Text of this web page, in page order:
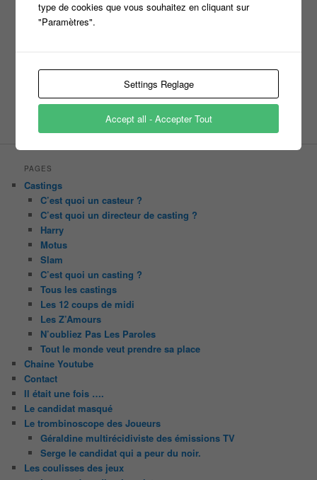
Maestro Masters money drop
n'oubliez pas les paroles
nagui
Olivier Minne pékin express révélation tf1 TLMVPSP
PAGES
Castings
C’est quoi un casteur ?
C’est quoi un directeur de casting ?
Harry
Motus
Slam
C’est quoi un casting ?
Tous les castings
Les 12 coups de midi
Les Z’Amours
N’oubliez Pas Les Paroles
Tout le monde veut prendre sa place
Chaine Youtube
Contact
Il était une fois ….
Le candidat masqué
Le trombinoscope des Joueurs
Géraldine multirécidiviste des émissions TV
Serge le candidat qui a peur du noir.
Les coulisses des jeux
type de cookies que vous souhaitez en cliquant sur
"Paramètres".
Settings Reglage
Accept all - Accepter Tout